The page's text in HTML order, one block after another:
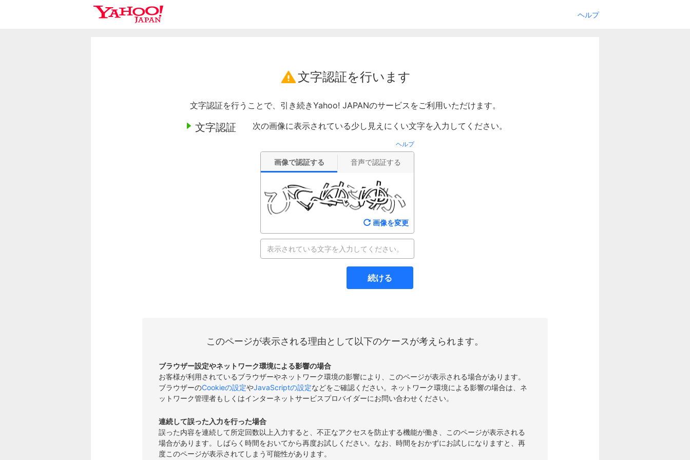
ヘルプ
文字認証を行います
文字認証を行うことで、引き続きYahoo! JAPANのサービスをご利用いただけます。
文字認証 次の画像に表示されている少し見えにくい文字を入力してください。
ヘルプ
画像で認証する 音声で認証する
画像を変更
続ける
このページが表示される理由として以下のケースが考えられます。
ブラウザー設定やネットワーク環境による影響の場合
お客様が利用されているブラウザーやネットワーク環境の影響により、このページが表示される場合があります。
ブラウザーのCookieの設定やJavaScriptの設定などをご確認ください。ネットワーク環境による影響の場合は、ネ
ットワーク管理者もしくはインターネットサービスプロバイダーにお問い合わせください。
連続して誤った入力を行った場合
誤った内容を連続して所定回数以上入力すると、不正なアクセスを防止する機能が働き、このページが表示される
場合があります。しばらく時間をおいてから再度お試しください。なお、時間をおかずにお試しになりますと、再
度このページが表示されてしまう可能性があります。